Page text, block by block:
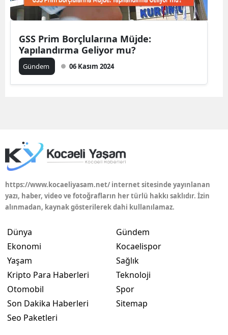
Çanakkale
Erzurum
Eskişehir
Giresun
GSS Prim Borçlularına Müjde:
Yapılandırma Geliyor mu?
Gündem 06 Kasım 2024
https://www.kocaeliyasam.net/ internet sitesinde yayınlanan
yazı, haber, video ve fotoğrafların her türlü hakkı saklıdır. İzin
alınmadan, kaynak gösterilerek dahi kullanılamaz.
Dünya
Ekonomi
Yaşam
Kripto Para Haberleri
Otomobil
Son Dakika Haberleri
Seo Paketleri
Gündem
Kocaelispor
Sağlık
Teknoloji
Spor
Sitemap